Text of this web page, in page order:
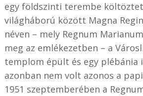
egy földszinti terembe
világháború között Magna
néven – mely Regnum
meg az emlékezetben – a
templom épült és egy plébánia
azonban nem volt azonos a
1951 szeptemberében a